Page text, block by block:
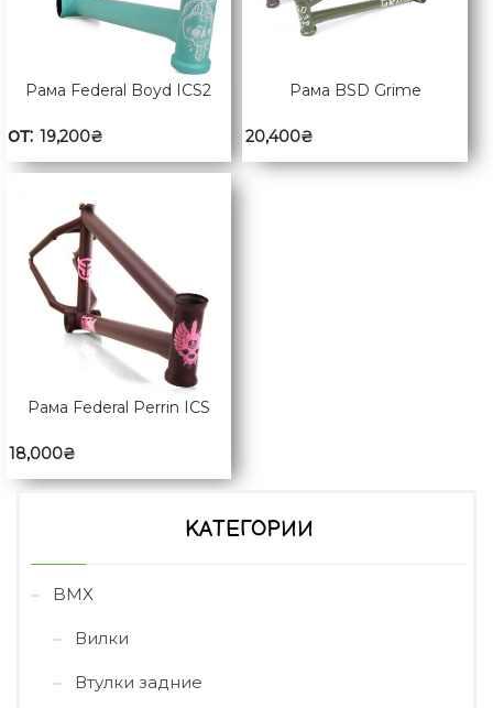
Рама Federal Boyd ICS2
от: 19,200₴
Рама BSD Grime
20,400₴
Рама Federal Perrin ICS
18,000₴
КАТЕГОРИИ
BMX
Вилки
Втулки задние